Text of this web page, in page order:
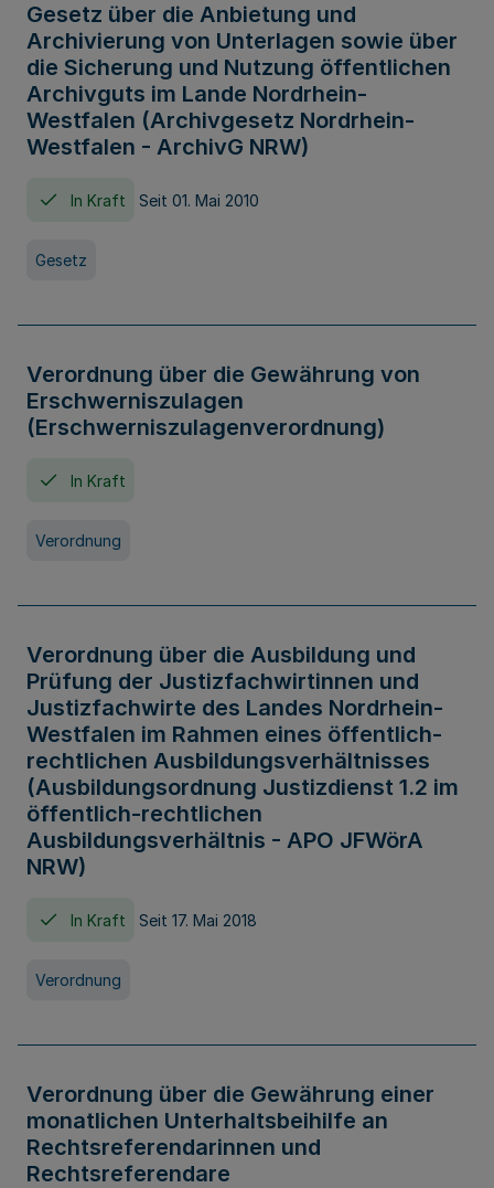
Gesetz über die Anbietung und
Archivierung von Unterlagen sowie über
die Sicherung und Nutzung öffentlichen
Archivguts im Lande Nordrhein-
Westfalen (Archivgesetz Nordrhein-
Westfalen - ArchivG NRW)
In Kraft Seit 01. Mai 2010
Gesetz
Verordnung über die Gewährung von
Erschwerniszulagen
(Erschwerniszulagenverordnung)
In Kraft
Verordnung
Verordnung über die Ausbildung und
Prüfung der Justizfachwirtinnen und
Justizfachwirte des Landes Nordrhein-
Westfalen im Rahmen eines öffentlich-
rechtlichen Ausbildungsverhältnisses
(Ausbildungsordnung Justizdienst 1.2 im
öffentlich-rechtlichen
Ausbildungsverhältnis - APO JFWörA
NRW)
In Kraft Seit 17. Mai 2018
Verordnung
Verordnung über die Gewährung einer
monatlichen Unterhaltsbeihilfe an
Rechtsreferendarinnen und
Rechtsreferendare